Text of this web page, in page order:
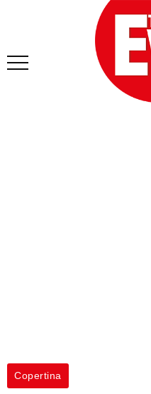
Copertina